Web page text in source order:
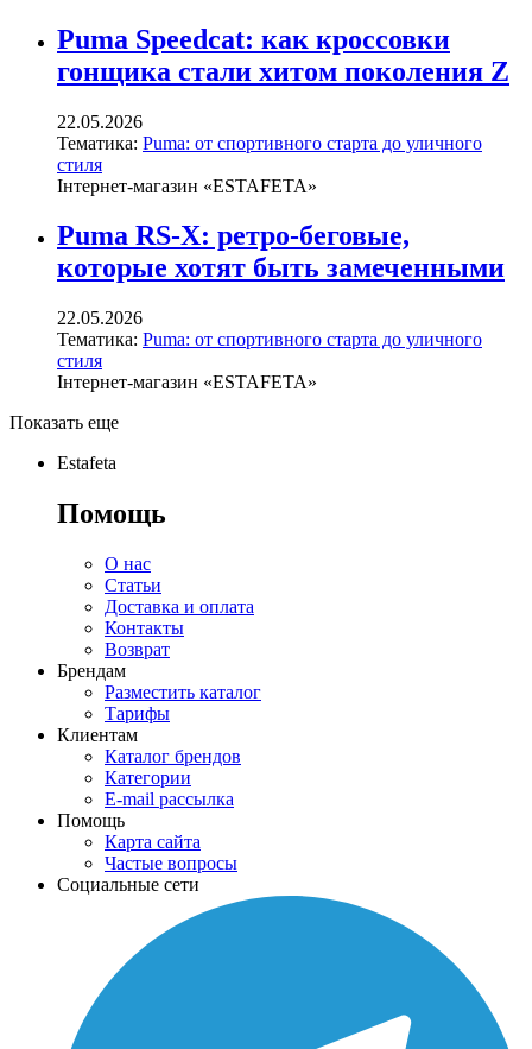
Puma Speedcat: как кроссовки
гонщика стали хитом поколения Z
22.05.2026
Тематика: Puma: от спортивного старта до уличного
стиля
Інтернет-магазин «ESTAFETA»
Puma RS-X: ретро-беговые,
которые хотят быть замеченными
22.05.2026
Тематика: Puma: от спортивного старта до уличного
стиля
Інтернет-магазин «ESTAFETA»
Показать еще
Estafeta
Помощь
О нас
Статьи
Доставка и оплата
Контакты
Возврат
Брендам
Разместить каталог
Тарифы
Клиентам
Каталог брендов
Категории
E-mail рассылка
Помощь
Карта сайта
Частые вопросы
Социальные сети